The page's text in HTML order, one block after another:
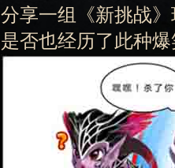
分享一组《新挑战
是否也经历了此种